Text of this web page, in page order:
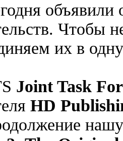
объявили
Чтобы
их в
Joint Task
HD